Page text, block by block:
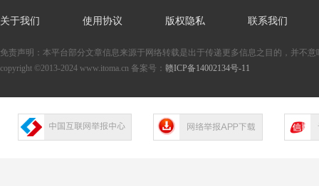
关于我们 使用协议 版权隐私 联系我们
免责声明：本平台部分文章信息来源于网络转载是出于传递更多信息之目的，并不
copyright ©2013-2024 www.itoma.cn 备案号： 赣ICP备14002134号-11